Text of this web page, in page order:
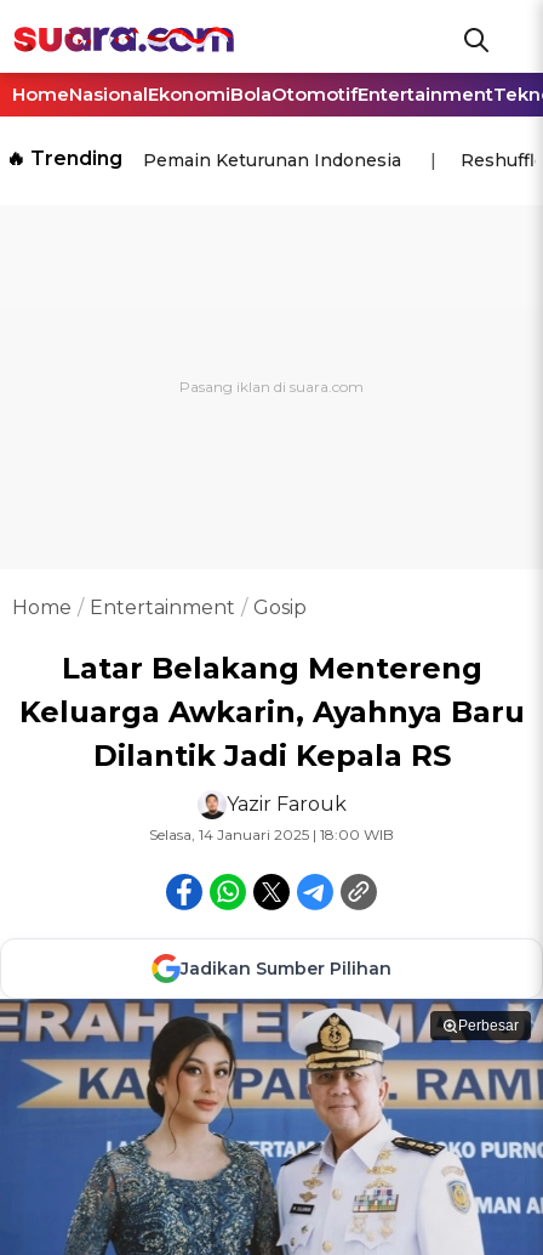
HomeNasionalEkonomiBolaOtomotifEntertainment
🔥 Trending Pemain Keturunan Indonesia
Home Entertainment Gosip
Latar Belakang Mentereng
Keluarga Awkarin, Ayahnya Baru
Dilantik Jadi Kepala RS
Yazir Farouk
Selasa, 14 Januari 2025 | 18:00 WIB
Jadikan Sumber Pilihan
Perbesar